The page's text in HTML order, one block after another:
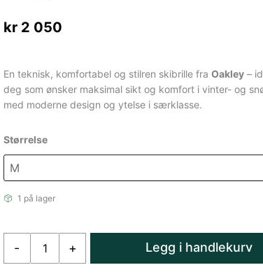
kr2 050
En teknisk, komfortabel og stilren skibrille fra Oakley–
deg som ønsker maksimal sikt og komfort i vinter- og
med moderne design og ytelse i særklasse.
Størrelse
1 på lager
- + Legg i handlekurv